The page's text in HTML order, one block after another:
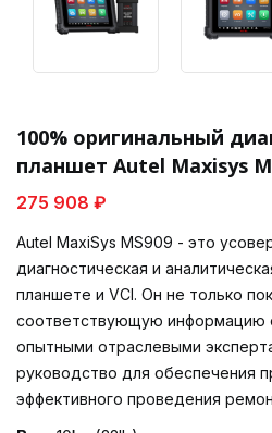
100% оригинальный
планшет Autel Maxisys
275 908 ₽
Autel MaxiSys MS909 - это
диагностическая и
планшете и VCI. Он не только
соответствующую информацию
опытными отраслевыми
руководство для обеспечения
эффективного проведения